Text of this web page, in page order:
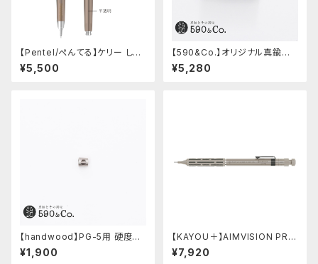
【Pentel/ぺんてる】ケリー しー
さーコラボ限定カラー
¥5,500
【590&Co.】オリジナル真鍮消
しゴムカバー (糠焼き)
¥5,280
【handwood】PG-5用 硬度表
示窓 (ステンレス/六角窓)
¥1,900
【KAYOU＋】AIMVISION PR
O/エイムビジョンプロ (チタニウ
ムゴールド)
¥7,920